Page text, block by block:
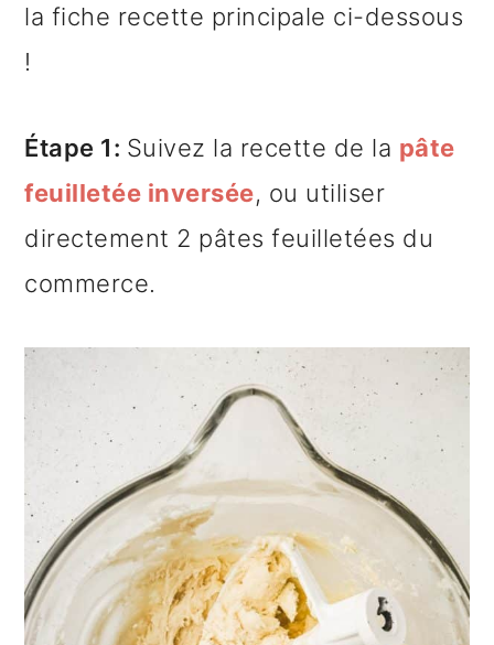
la fiche recette principale ci-dessous
!
Étape 1: Suivez la recette de la pâte
feuilletée inversée, ou utiliser
directement 2 pâtes feuilletées du
commerce.